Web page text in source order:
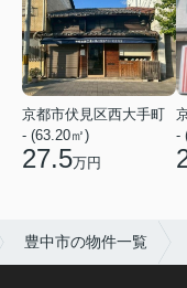
京都市伏見区西大手町
- (63.20㎡)
27.5万円
-
豊中市の物件一覧